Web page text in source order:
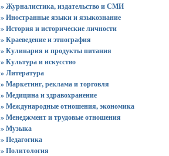
» Журналистика, издательство и СМИ
» Иностранные языки и языкознание
» История и исторические личности
» Краеведение и этнография
» Кулинария и продукты питания
» Культура и искусство
» Литература
» Маркетинг, реклама и торговля
» Медицина и здравохранение
» Международные отношения, экономика
» Менеджмент и трудовые отношения
» Музыка
» Педагогика
» Политология